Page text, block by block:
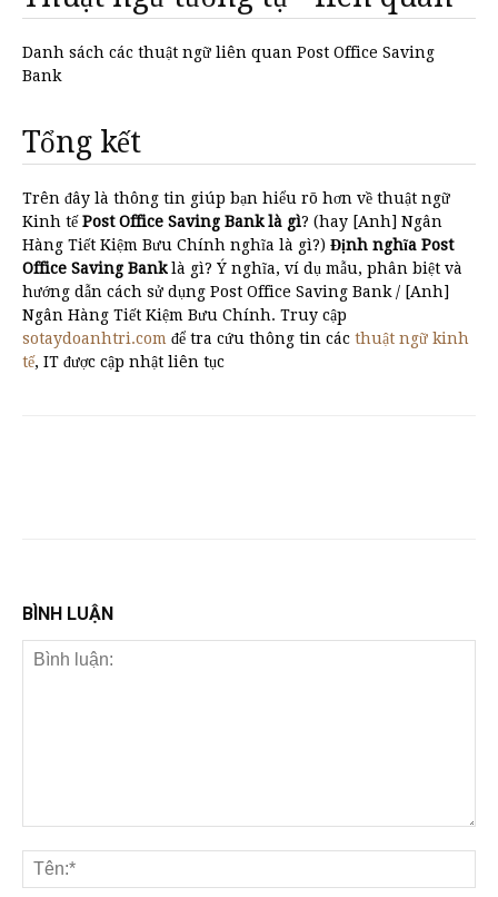
Danh sách các thuật ngữ liên quan Post Office Saving
Bank
Tổng kết
Trên đây là thông tin giúp bạn hiểu rõ hơn về thuật ngữ
Kinh tếPost Office Saving Bank là gì? (hay [Anh] Ngân
Hàng Tiết Kiệm Bưu Chính nghĩa là gì?) Định nghĩa Post
Office Saving Banklà gì? Ý nghĩa, ví dụ mẫu, phân biệt và
hướng dẫn cách sử dụng Post Office Saving Bank / [Anh]
Ngân Hàng Tiết Kiệm Bưu Chính. Truy cập
sotaydoanhtri.com để tra cứu thông tin các thuật ngữ kinh
tế, IT được cập nhật liên tục
BÌNH LUẬN